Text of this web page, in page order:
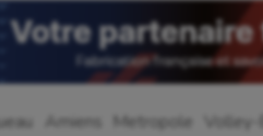
Amiens Metropole